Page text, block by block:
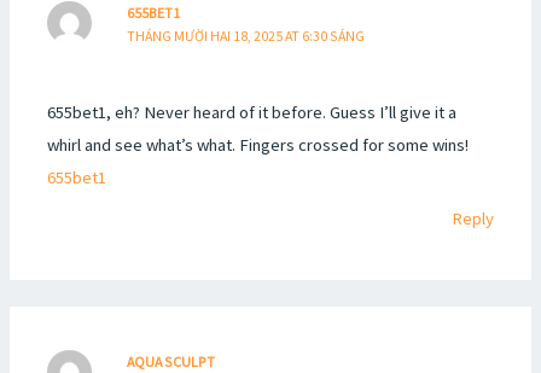
655BET1
THÁNG MƯỜI HAI 18, 2025 AT 6:30 SÁNG
655bet1, eh? Never heard of it before. Guess I’ll give it a
whirl and see what’s what. Fingers crossed for some wins!
655bet1
Reply
AQUA SCULPT